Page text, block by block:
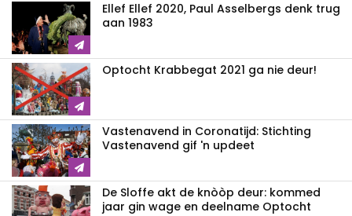
Ellef Ellef 2020, Paul Asselbergs denk trug
aan 1983
Optocht Krabbegat 2021 ga nie deur!
Vastenavend in Coronatijd: Stichting
Vastenavend gif 'n updeet
De Sloffe akt de knòòp deur: kommed
jaar gin wage en deelname Optocht